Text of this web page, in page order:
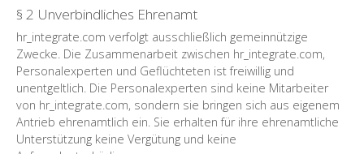
§ 2 Unverbindliches Ehrenamt
hr_integrate.com verfolgt ausschließlich gemeinnützige
Zwecke. Die Zusammenarbeit zwischen hr_integrate.com,
Personalexperten und Geflüchteten ist freiwillig und
unentgeltlich. Die Personalexperten sind keine Mitarbeiter
von hr_integrate.com, sondern sie bringen sich aus eigenem
Antrieb ehrenamtlich ein. Sie erhalten für ihre ehrenamtliche
Unterstützung keine Vergütung und keine